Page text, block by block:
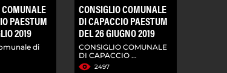
COMUNALE
PAESTUM
2019
di
CONSIGLIO COMUNALE
DI CAPACCIO PAESTUM
DEL 26 GIUGNO 2019
CONSIGLIO COMUNALE
DI CAPACCIO ...
2497